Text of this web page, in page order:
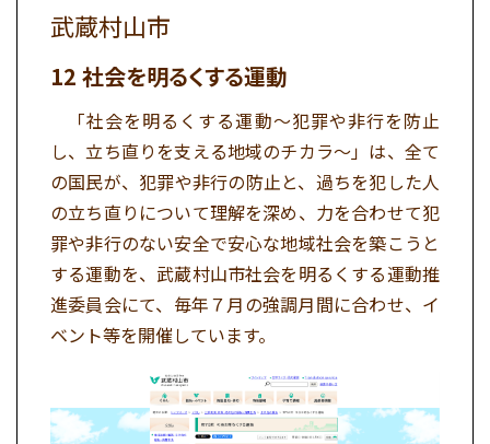
武蔵村山市
社会を明るくする運動
「社会を明るくする運動～犯罪や非行を防止
し、立ち直りを支える地域のチカラ～」は、全て
の国民が、犯罪や非行の防止と、過ちを犯した人
の立ち直りについて理解を深め、力を合わせて犯
罪や非行のない安全で安心な地域社会を築こうと
する運動を、武蔵村山市社会を明るくする運動推
進委員会にて、毎年７月の強調月間に合わせ、イ
ベント等を開催しています。